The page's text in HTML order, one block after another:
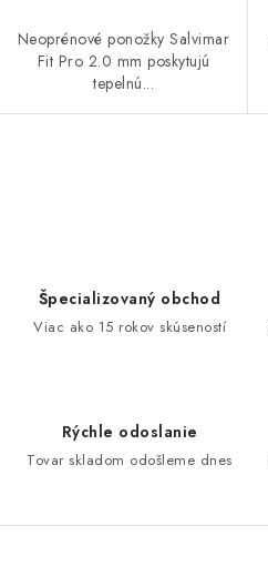
Neoprénové ponožky Salvimar
Fit Pro 2.0 mm poskytujú
tepelnú...
k
Špecializovaný obchod
Viac ako 15 rokov skúseností
Rýchle odoslanie
Tovar skladom odošleme dnes